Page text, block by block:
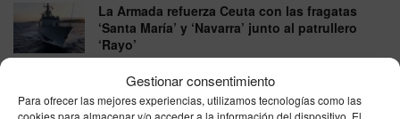
Gestionar consentimiento
Para ofrecer las mejores experiencias, utilizamos tecnologías como las
cookies para almacenar y/o acceder a la información del dispositivo. El
La Armada refuerza Ceuta con las fragatas
‘Santa María’ y ‘Navarra’ junto al patrullero
‘Rayo’
Las ayudas por viviendas destruidas en los